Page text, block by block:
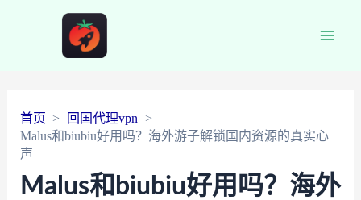
首页
回国代理vpn
Malus和biubiu好用吗？海外游子解锁国内资源的真实心
声
Malus和biubiu好用吗？海外